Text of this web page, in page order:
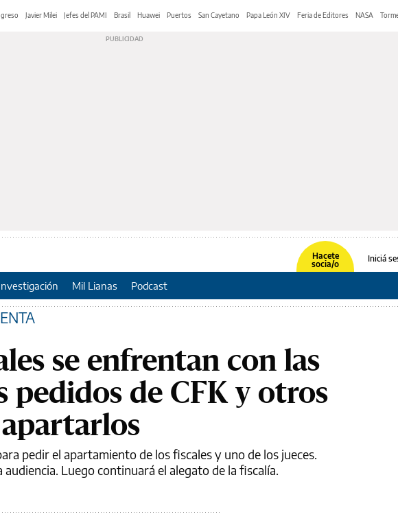
Javier Milei Jefes del PAMI Brasil Huawei Puertos San Cayetano Papa León XIV Feria de Editores NASA
Hacete
socia/o
Iniciá
Mil Lianas Podcast
se enfrentan con las
pedidos de CFK y otros
pedir el apartamiento de los fiscales y uno de los jueces.
Luego continuará el alegato de la fiscalía.